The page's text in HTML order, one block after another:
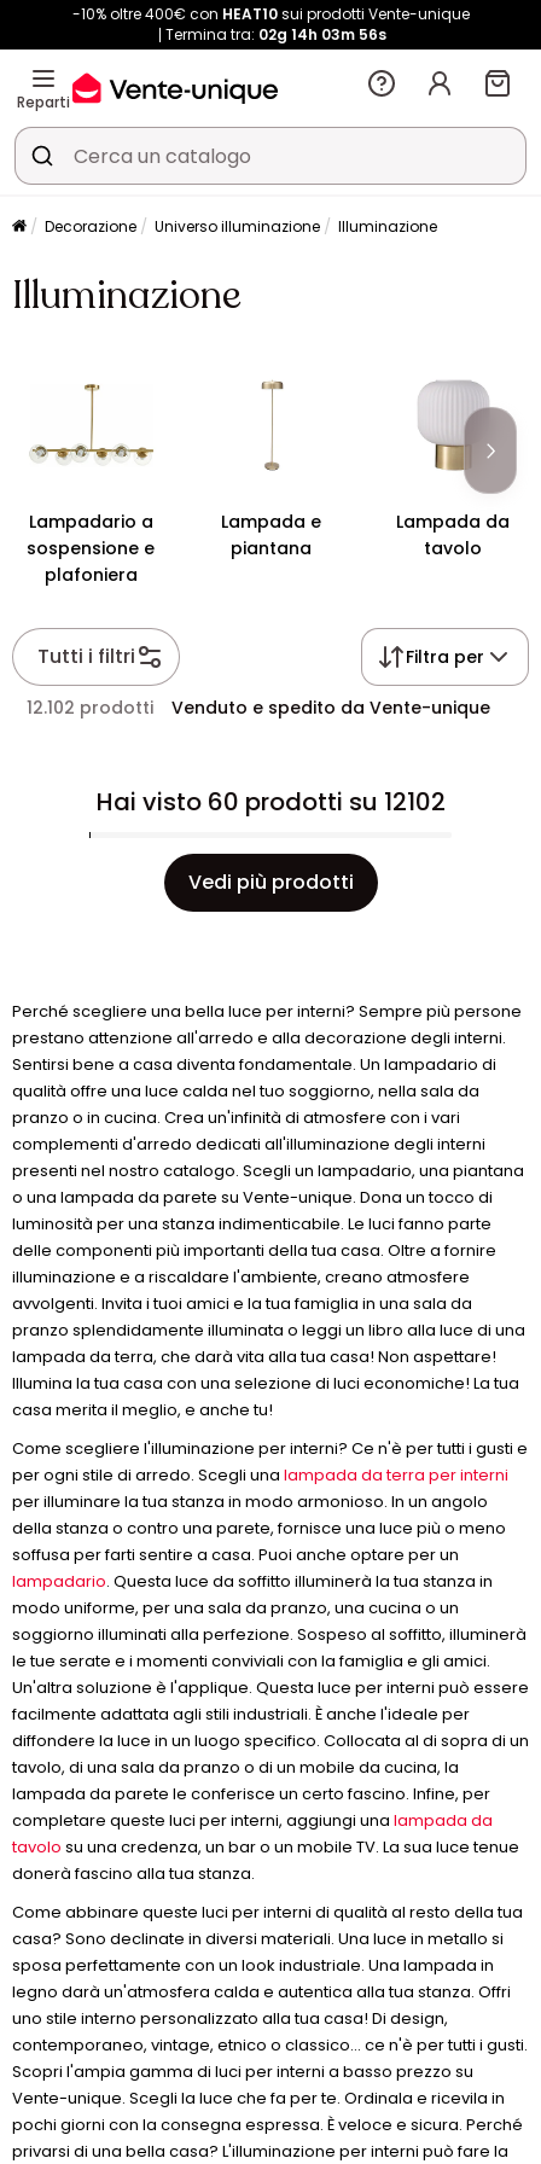
-10% oltre 400€ con HEAT10sui prodotti Vente-unique
Termina tra: 02g 14h 03m 55s
Reparti
Decorazione Universo illuminazione Illuminazione
Illuminazione
Lampadario a
sospensione e
plafoniera
Lampada e
piantana
Lampada da
tavolo
Tutti i filtri Filtra per
12.102 prodotti Venduto e spedito da Vente-unique
Hai visto 60 prodotti su 12102
Vedi più prodotti
Perché scegliere una bella luce per interni? Sempre più persone
prestano attenzione all'arredo e alla decorazione degli interni.
Sentirsi bene a casa diventa fondamentale. Un lampadario di
qualità offre una luce calda nel tuo soggiorno, nella sala da
pranzo o in cucina. Crea un'infinità di atmosfere con i vari
complementi d'arredo dedicati all'illuminazione degli interni
presenti nel nostro catalogo. Scegli un lampadario, una piantana
o una lampada da parete su Vente-unique. Dona un tocco di
luminosità per una stanza indimenticabile. Le luci fanno parte
delle componenti più importanti della tua casa. Oltre a fornire
illuminazione e a riscaldare l'ambiente, creano atmosfere
avvolgenti. Invita i tuoi amici e la tua famiglia in una sala da
pranzo splendidamente illuminata o leggi un libro alla luce di una
lampada da terra, che darà vita alla tua casa! Non aspettare!
Illumina la tua casa con una selezione di luci economiche! La tua
casa merita il meglio, e anche tu!
Come scegliere l'illuminazione per interni? Ce n'è per tutti i gusti e
per ogni stile di arredo. Scegli una lampada da terra per interni
per illuminare la tua stanza in modo armonioso. In un angolo
della stanza o contro una parete, fornisce una luce più o meno
soffusa per farti sentire a casa. Puoi anche optare per un
lampadario. Questa luce da soffitto illuminerà la tua stanza in
modo uniforme, per una sala da pranzo, una cucina o un
soggiorno illuminati alla perfezione. Sospeso al soffitto, illuminerà
le tue serate e i momenti conviviali con la famiglia e gli amici.
Un'altra soluzione è l'applique. Questa luce per interni può essere
facilmente adattata agli stili industriali. È anche l'ideale per
diffondere la luce in un luogo specifico. Collocata al di sopra di un
tavolo, di una sala da pranzo o di un mobile da cucina, la
lampada da parete le conferisce un certo fascino. Infine, per
completare queste luci per interni, aggiungi una lampada da
tavolo su una credenza, un bar o un mobile TV. La sua luce tenue
donerà fascino alla tua stanza.
Come abbinare queste luci per interni di qualità al resto della tua
casa? Sono declinate in diversi materiali. Una luce in metallo si
sposa perfettamente con un look industriale. Una lampada in
legno darà un'atmosfera calda e autentica alla tua stanza. Offri
uno stile interno personalizzato alla tua casa! Di design,
contemporaneo, vintage, etnico o classico... ce n'è per tutti i gusti.
Scopri l'ampia gamma di luci per interni a basso prezzo su
Vente-unique. Scegli la luce che fa per te. Ordinala e ricevila in
pochi giorni con la consegna espressa. È veloce e sicura. Perché
privarsi di una bella casa? L'illuminazione per interni può fare la